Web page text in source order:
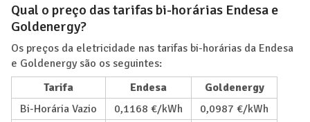
Qual o preço das tarifas bi-horárias Endesa e
Goldenergy?
Os preços da eletricidade nas tarifas bi-horárias da Endesa
e Goldenergy são os seguintes:
Tarifa
Endesa
Goldenergy
Bi-Horária Vazio
0,1168 €/kWh
0,0987 €/kWh